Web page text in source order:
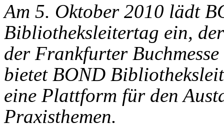
Am 5. Oktober 2010 lädt
Bibliotheksleitertag ein,
der Frankfurter
bietet BOND
eine Plattform für den
Praxisthemen.